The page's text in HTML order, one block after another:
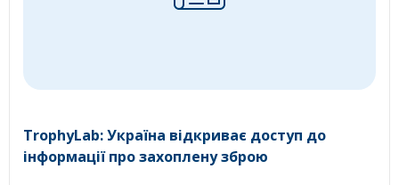
TrophyLab: Україна відкриває доступ до
інформації про захоплену зброю